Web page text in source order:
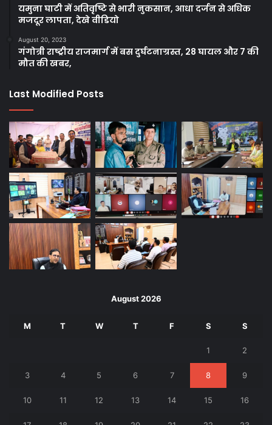
यमुना घाटी में अतिवृष्टि से भारी नुकसान, आधा दर्जन से अधिक
मजदूर लापता, देखे वीडियो
August 20, 2023
गंगोत्री राष्ट्रीय राजमार्ग में बस दुर्घटनाग्रस्त, 28 घायल और 7 की
मौत की खबर,
Last Modified Posts
August 2026
M T W T F S S
1 2
3 4 5 6 7 8 9
10 11 12 13 14 15 16